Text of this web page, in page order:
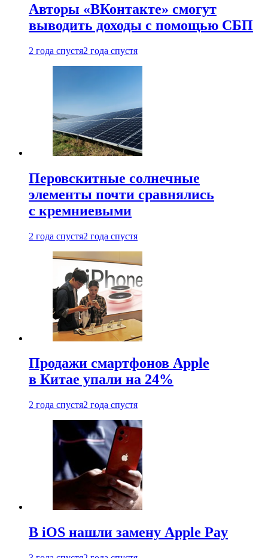
Авторы «ВКонтакте» смогут
выводить доходы с помощью СБП
2 года спустя2 года спустя
Перовскитные солнечные
элементы почти сравнялись
с кремниевыми
2 года спустя2 года спустя
Продажи смартфонов Apple
в Китае упали на 24%
2 года спустя2 года спустя
В iOS нашли замену Apple Pay